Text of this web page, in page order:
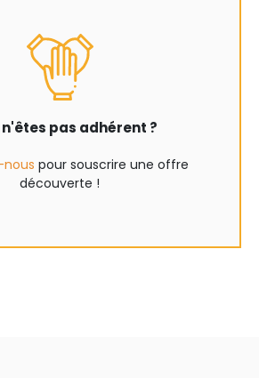
pas adhérent ?
pour souscrire une offre
découverte !